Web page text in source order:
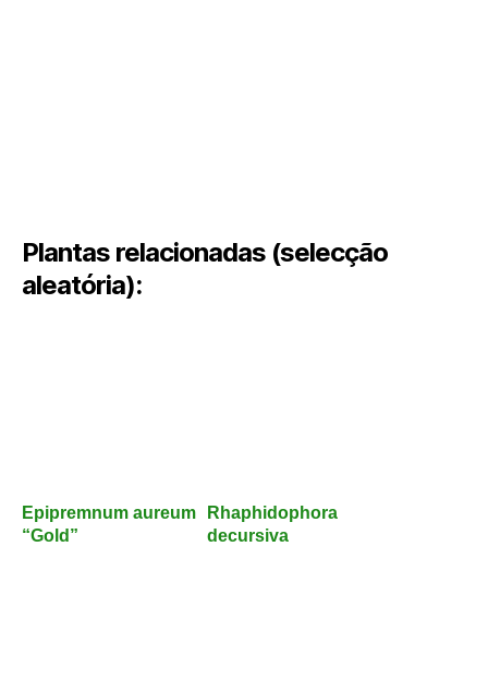
Plantas relacionadas (selecção
aleatória):
Epipremnum aureum
“Gold”
Rhaphidophora
decursiva